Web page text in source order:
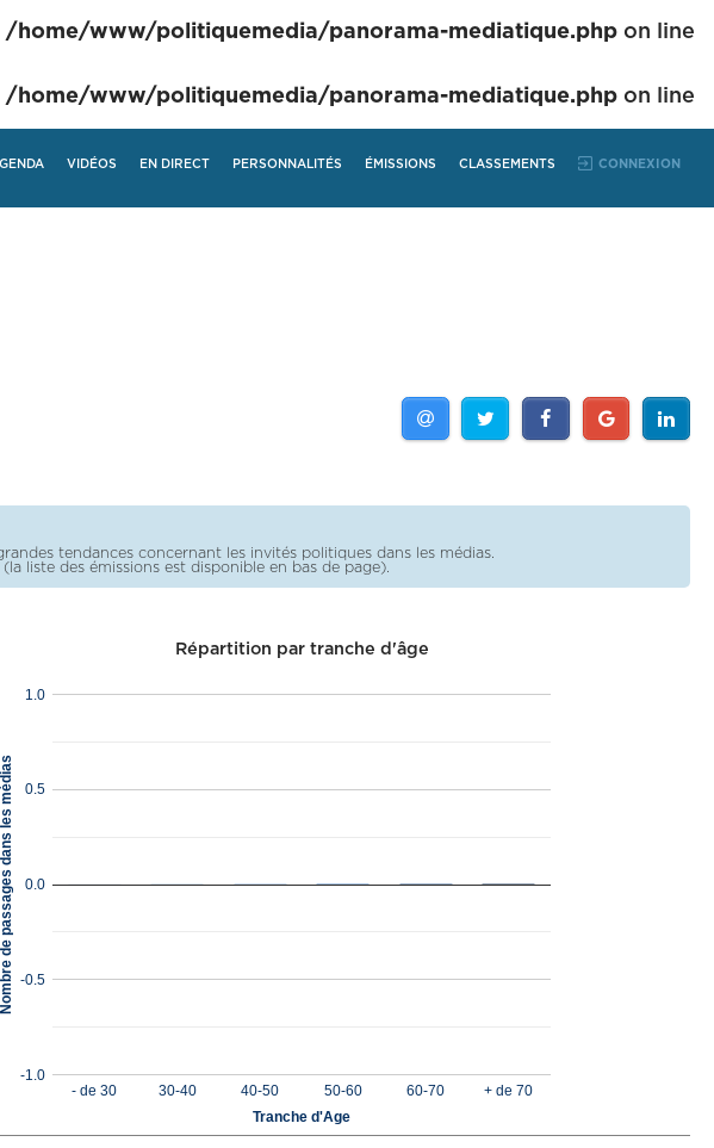
/home/www/politiquemedia/panorama-mediatique.php on line
/home/www/politiquemedia/panorama-mediatique.php on line
VIDÉOS EN DIRECT PERSONNALITÉS ÉMISSIONS CLASSEMENTS CONNEXION
tendances concernant les invités politiques dans les médias.
liste des émissions est disponible en bas de page).
Répartition par tranche d'âge
- de 30 30-40 40-50 50-60 60-70 + de 70
-1.0
-0.5
0.0
0.5
1.0
Tranche d'Age
Nombre de passages dans les médias